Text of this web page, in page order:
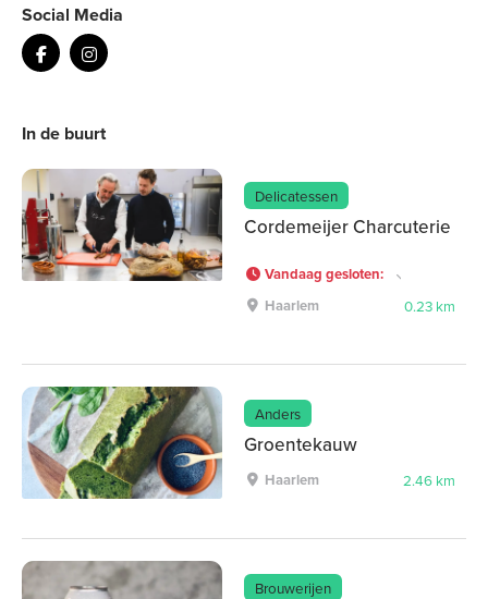
Social Media
In de buurt
Delicatessen
Cordemeijer Charcuterie
Vandaag gesloten:
Haarlem
0.23 km
Anders
Groentekauw
Haarlem 2.46 km
Brouwerijen